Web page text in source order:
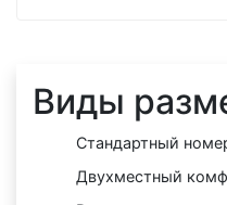
Виды
Стандартный
Двухместный